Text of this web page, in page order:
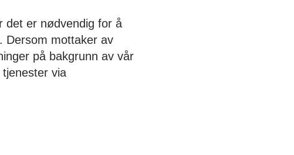
det er nødvendig for å
Dersom mottaker av
på bakgrunn av vår
via